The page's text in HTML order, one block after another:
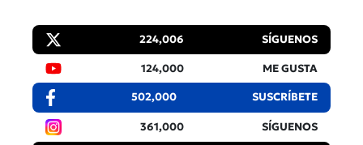
224,006 SÍGUENOS
124,000 ME GUSTA
502,000 SUSCRÍBETE
361,000 SÍGUENOS